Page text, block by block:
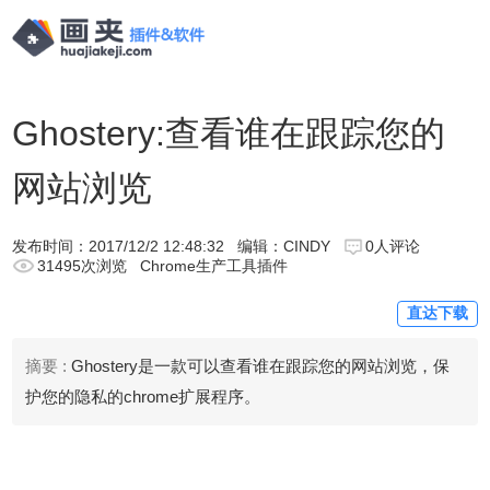
Ghostery:查看谁在跟踪您的
网站浏览
发布时间： 2017/12/2 12:48:32 编辑：CINDY
0人评论
31495次浏览
Chrome生产工具插件
直达下载
摘要 : Ghostery是一款可以查看谁在跟踪您的网站浏览，保
护您的隐私的chrome扩展程序。